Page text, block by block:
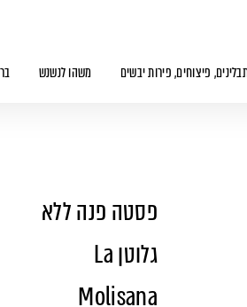
פיצוחים, פירות יבשים משהו לנשנש
פסטה פנה ללא
גלוטן La
Molisana